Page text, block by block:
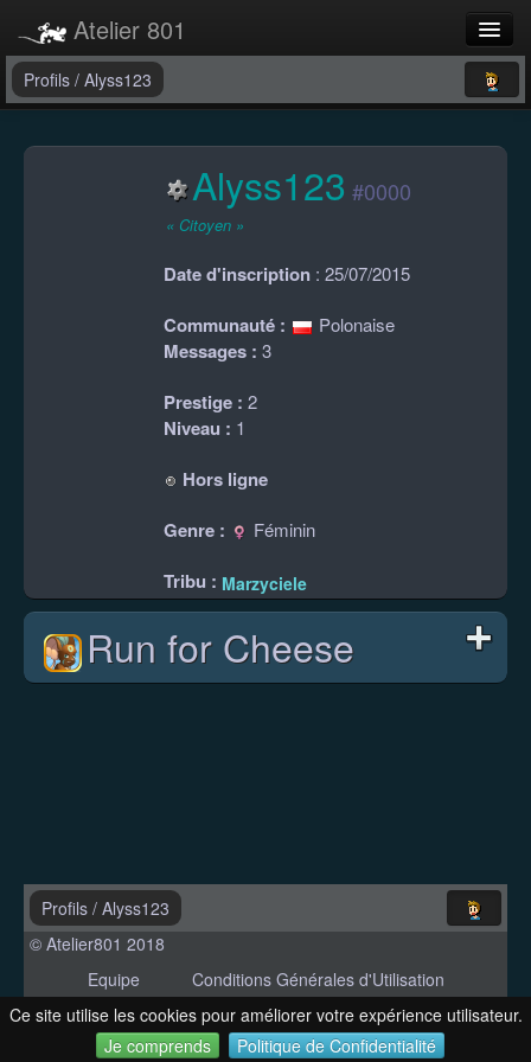
Ce site utilise les cookies pour améliorer votre expérience utilisateur.
Je comprends
Politique de Confidentialité
Atelier 801
Forums
Profils / Alyss123
Alyss123 #0000
« Citoyen »
Date d'inscription : 25/07/2015
Communauté : Polonaise
Messages : 3
Prestige : 2
Niveau : 1
Hors ligne
Genre :
Féminin
Tribu : Marzyciele
Run for Cheese
Profils / Alyss123
© Atelier801 2018
Equipe
Conditions Générales d'Utilisation
Politique de Confidentialité
Contact
Version 1.27